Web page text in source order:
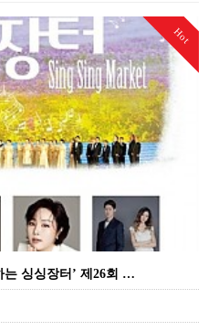
Hot
는 싱싱장터’ 제26회 …